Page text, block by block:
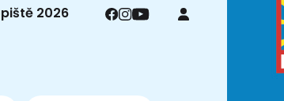
2026